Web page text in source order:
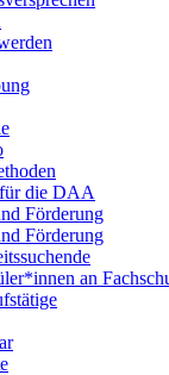
die DAA
Förderung
Förderung
an